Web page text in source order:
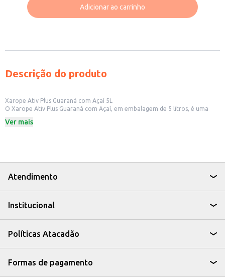
Adicionar ao carrinho
Descrição do produto
Xarope Ativ Plus Guaraná com Açaí 5L
O Xarope Ativ Plus Guaraná com Açaí, em embalagem de 5 litros, é uma
comerciais como lanchonetes, bares e restaurantes, o xarope oferece um
Sirva em eventos e festas, oferecendo uma opção saborosa e econômica.
Com o Xarope Ativ Plus Guaraná com Açaí, você garante um produto com
bom rendimento e sabor, ideal para atender às necessidades do seu
Ver mais
Atendimento
Institucional
Políticas Atacadão
Formas de pagamento